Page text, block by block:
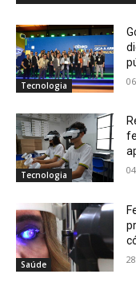
Tecnologia
Tecnologia
Saúde